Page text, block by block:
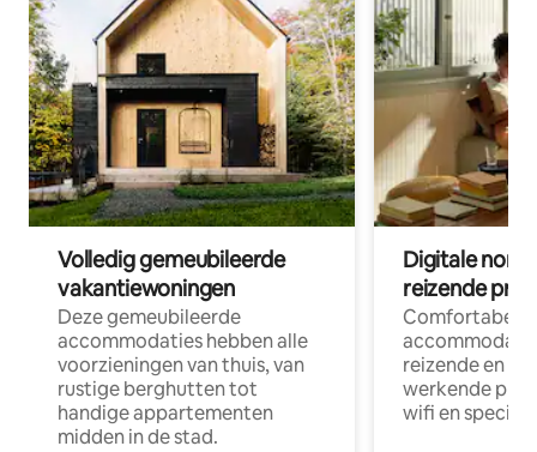
Volledig gemeubileerde
vakantiewoningen
Deze gemeubileerde
accommodaties hebben alle
voorzieningen van thuis, van
rustige berghutten tot
handige appartementen
midden in de stad.
Digitale
reizende
Comfortabele
reizende en
werkende
wifi en